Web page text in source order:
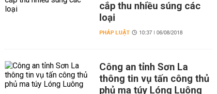
cắp thu nhiều súng các
loại
PHÁP LUẬT 10:37 | 06/08/2018
Công an tỉnh Sơn La
thông tin vụ tấn công thủ
phủ ma túy Lóng Luông